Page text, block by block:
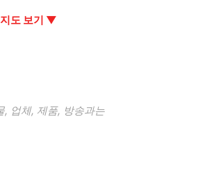
도 보기 ▼
, 업체, 제품, 방송과는